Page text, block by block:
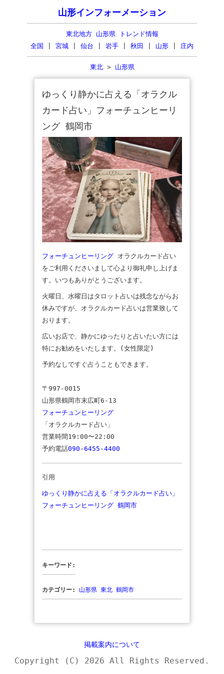
山形インフォーメーション
東北地方 山形県 トレンド情報
全国
宮城 仙台 岩手 秋田 山形 庄内
東北> 山形県
ゆっくり静かに占える「オラクル
カード占い」フォーチュンヒーリ
ング 鶴岡市
フォーチュンヒーリング オラクルカード占い
をご利用くださいまして心より御礼申し上げま
す。いつもありがとうございます。
火曜日、水曜日はタロット占いは残念ながらお
休みですが、オラクルカード占いは営業致して
おります。
広いお店で、静かにゆったりと占いたい方には
特にお勧めをいたします。(女性限定)
予約なしですぐ占うこともできます。
〒997-0015
山形県鶴岡市末広町6-13
フォーチュンヒーリング
「オラクルカード占い」
営業時間19:00〜22:00
予約電話090-6455-4400
引用
ゆっくり静かに占える「オラクルカード占い」
フォーチュンヒーリング 鶴岡市
キーワード:
カテゴリー: 山形県 東北 鶴岡市
掲載案内について
Copyright (C) 2026 All Rights Reserved.